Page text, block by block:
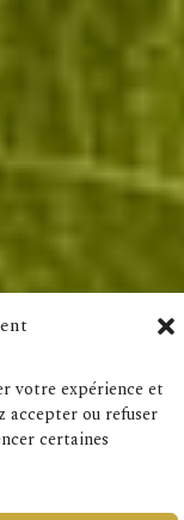
votre expérience et
accepter ou refuser
certaines